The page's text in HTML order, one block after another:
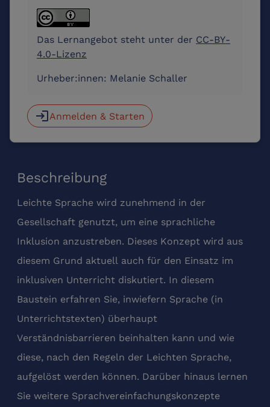
Beschreibung
Leichte Sprache wird zunehmend in der
Gesellschaft genutzt, um eine sprachliche
Inklusion anzustreben. Dieses Konzept wird aus
diesem Grund aktuell auch für den Einsatz im
inklusiven Unterricht diskutiert. In diesem
Baustein erfahren Sie, inwiefern Sprache (in
Unterrichtstexten) überhaupt
Verständnisbarrieren beinhalten kann und wie
diese, nach den Regeln der Leichten Sprache,
aufgelöst werden können. Darüber hinaus lernen
Sie weitere Sprachvereinfachungskonzepte
Das Lernangebot steht unter der CC-BY-
4.0-Lizenz
Urheber:innen: Melanie Schaller
loginAnmelden & Starten